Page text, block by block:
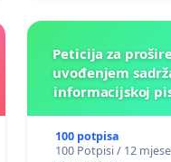
Peticija za
uvođenjem
informacijskoj
Kantonu
kurikularnom
100 potpisa
100 Potpisi / 12